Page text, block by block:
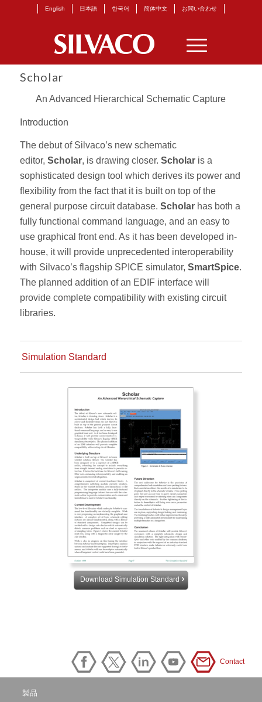
English 日本語 한국어 简体中文 お問い合わせ
Scholar
An Advanced Hierarchical Schematic Capture
Introduction
The debut of Silvaco’s new schematic
editor, Scholar, is drawing closer. Scholaris a
sophisticated design tool which derives its power and
flexibility from the fact that it is built on top of the
general purpose circuit database. Scholarhas both a
fully functional command language, and an easy to
use graphical front end. As it has been developed in-
house, it will provide unprecedented interoperability
with Silvaco’s flagship SPICE simulator, SmartSpice.
The planned addition of an EDIF interface will
provide complete compatibility with existing circuit
libraries.
Simulation Standard
Download Simulation Standard
Contact
製品